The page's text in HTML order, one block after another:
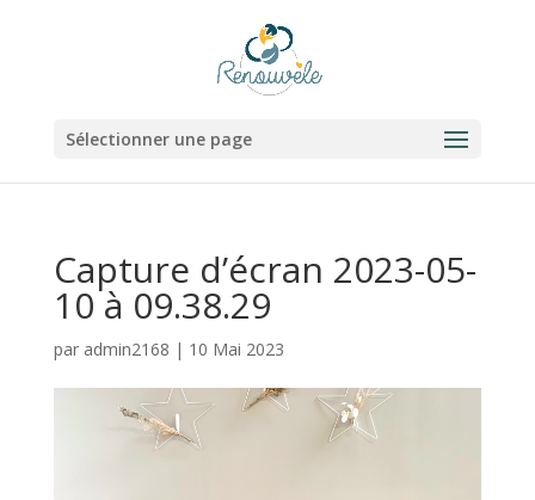
Sélectionner une page
Capture d’écran 2023-05-
10 à 09.38.29
par admin2168 | 10 Mai 2023